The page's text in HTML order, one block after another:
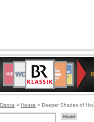
Deutschlandfunk
80er
90er
OLDIE
ANTENNE
4
BR-
KLASSIK
Deutschlandfunk
Kultur
ANTENNE
BAYERN
SWR
Kultur
NDR
2
Dance > House > Deeper Shades of
House